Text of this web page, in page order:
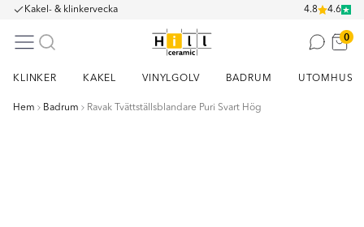
Kakel- & klinkervecka 4.8 4.6
0
KLINKER KAKEL VINYLGOLV BADRUM UTOMHUS
Hem Badrum Ravak Tvättställsblandare Puri Svart Hög